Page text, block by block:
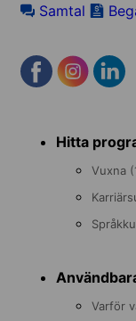
Samtal
menu Hitta
Vuxna
Varför